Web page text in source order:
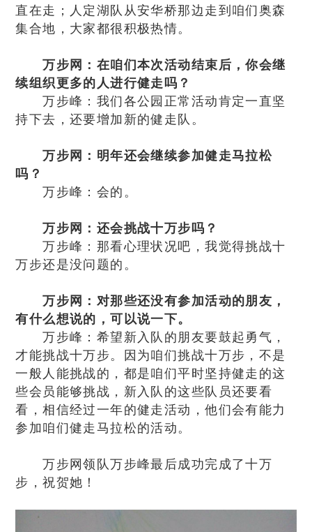
直在走；人定湖队从安华桥那边走到咱们奥森
集合地，大家都很积极热情。
万步网：在咱们本次活动结束后，你会继
续组织更多的人进行健走吗？
万步峰：我们各公园正常活动肯定一直坚
持下去，还要增加新的健走队。
万步网：明年还会继续参加健走马拉松
吗？
万步峰：会的。
万步网：还会挑战十万步吗？
万步峰：那看心理状况吧，我觉得挑战十
万步还是没问题的。
万步网：对那些还没有参加活动的朋友，
有什么想说的，可以说一下。
万步峰：希望新入队的朋友要鼓起勇气，
才能挑战十万步。因为咱们挑战十万步，不是
一般人能挑战的，都是咱们平时坚持健走的这
些会员能够挑战，新入队的这些队员还要看
看，相信经过一年的健走活动，他们会有能力
参加咱们健走马拉松的活动。
万步网领队万步峰最后成功完成了十万
步，祝贺她！